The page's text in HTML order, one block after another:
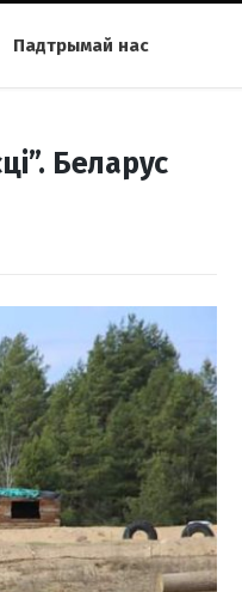
Падтрымай нас
Беларус